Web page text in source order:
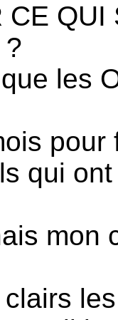
CE QUI
?
les
qui
mon